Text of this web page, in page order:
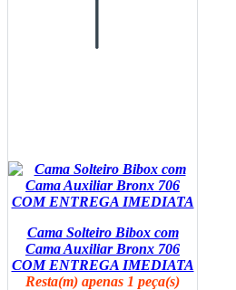
Cama Solteiro Bibox com
Cama Auxiliar Bronx 706
COM ENTREGA IMEDIATA
Resta(m) apenas 1 peça(s)